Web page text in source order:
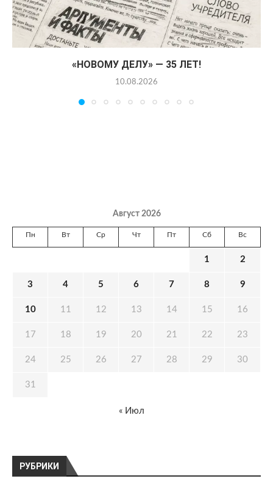
«НОВОМУ ДЕЛУ» — 35 ЛЕТ!
10.08.2026
РУБРИКИ
Август 2026
Пн Вт Ср Чт Пт Сб Вс
1 2
3 4 5 6 7 8 9
10 11 12 13 14 15 16
17 18 19 20 21 22 23
24 25 26 27 28 29 30
31
« Июл